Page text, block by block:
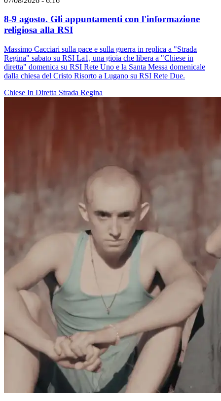
8-9 agosto. Gli appuntamenti con l'informazione
religiosa alla RSI
Massimo Cacciari sulla pace e sulla guerra in replica a "Strada
Regina" sabato su RSI La1, una gioia che libera a "Chiese in
diretta" domenica su RSI Rete Uno e la Santa Messa domenicale
dalla chiesa del Cristo Risorto a Lugano su RSI Rete Due.
Chiese In Diretta Strada Regina